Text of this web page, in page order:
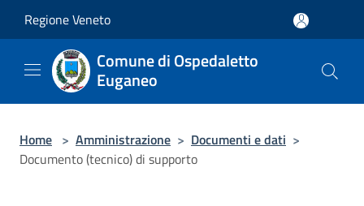
Regione Veneto
Comune di Ospedaletto
Euganeo
Home > Amministrazione > Documenti e dati >
Documento (tecnico) di supporto